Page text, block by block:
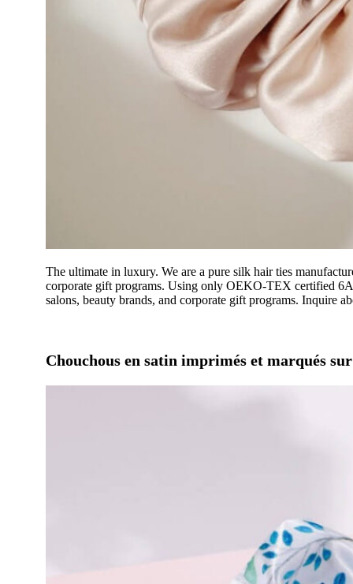
The ultimate in luxury. We are a pure silk hair ties
corporate gift programs. Using only OEKO-TEX certified
salons, beauty brands, and corporate gift programs. Inquire
Chouchous en satin imprimés et marqués